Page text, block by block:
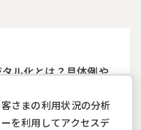
ル化とは？具体例や
さまの利用状況の分析
を利用してアクセスデ